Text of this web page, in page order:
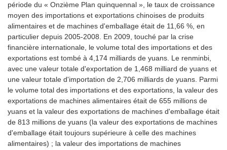
période du « Onzième Plan quinquennal », le taux de croissance
moyen des importations et exportations chinoises de produits
alimentaires et de machines d'emballage était de 11,66 %, en
particulier depuis 2005-2008. En 2009, touché par la crise
financière internationale, le volume total des importations et des
exportations est tombé à 4,174 milliards de yuans. Le renminbi,
avec une valeur totale d'exportation de 1,468 milliard de yuans et
une valeur totale d'importation de 2,706 milliards de yuans. Parmi
le volume total des importations et des exportations, la valeur des
exportations de machines alimentaires était de 655 millions de
yuans et la valeur des exportations de machines d'emballage était
de 813 millions de yuans (la valeur des exportations de machines
d'emballage était toujours supérieure à celle des machines
alimentaires) ; la valeur des importations de machines